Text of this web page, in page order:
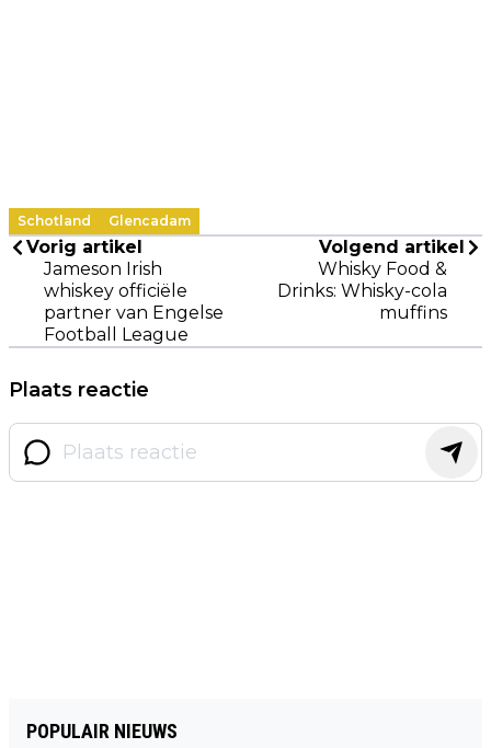
Schotland Glencadam
Vorig artikel
Jameson Irish
whiskey officiële
partner van Engelse
Football League
Volgend artikel
Whisky Food &
Drinks: Whisky-cola
muffins
Plaats reactie
POPULAIR NIEUWS